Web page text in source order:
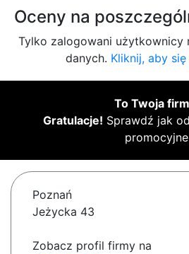
Oceny na
Tylko zalogowani użytkownicy
danych. Kliknij, aby
To Twoja
Gratulacje! Sprawdź jak
Poznań
Jeżycka 43
Zobacz profil firmy na